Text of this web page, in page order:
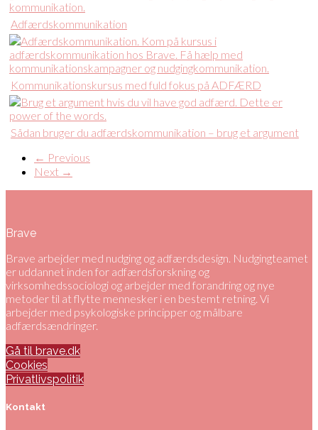
Adfærdskommunikation
Kommunikationskursus med fuld fokus på ADFÆRD
Sådan bruger du adfærdskommunikation – brug et argument
← Previous
Next →
Brave
Brave arbejder med nudging og adfærdsdesign. Nudgingteamet
er uddannet inden for adfærdsforskning og
virksomhedssociologi og arbejder med forandring og nye
metoder til at flytte mennesker i en bestemt retning. Vi
arbejder med psykologiske principper og målbare
adfærdsændringer.
Gå til brave.dk
Cookies
Privatlivspolitik
Kontakt